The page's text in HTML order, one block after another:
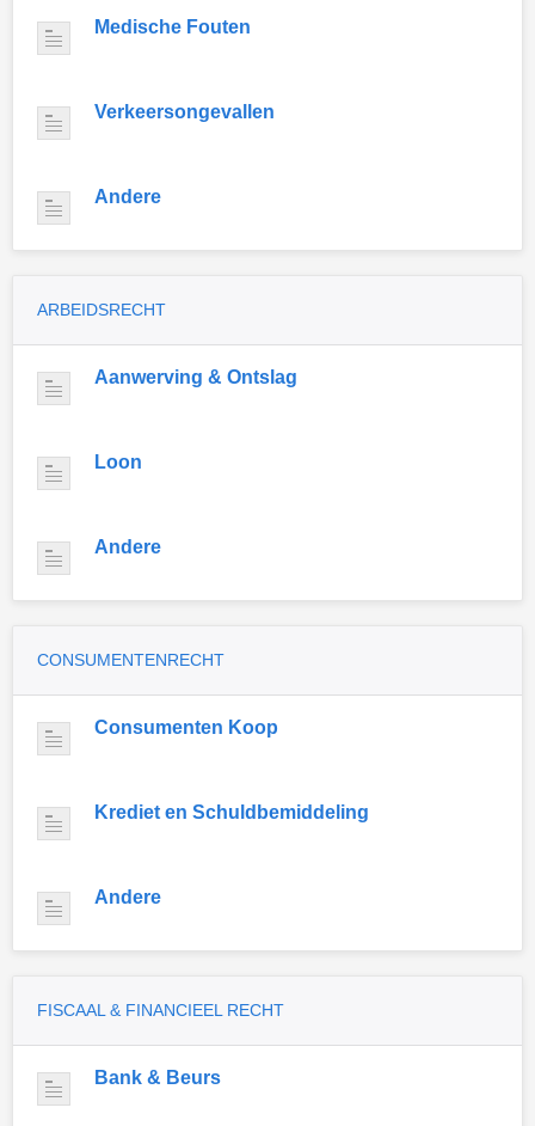
Medische Fouten
Verkeersongevallen
Andere
ARBEIDSRECHT
Aanwerving & Ontslag
Loon
Andere
CONSUMENTENRECHT
Consumenten Koop
Krediet en Schuldbemiddeling
Andere
FISCAAL & FINANCIEEL RECHT
Bank & Beurs